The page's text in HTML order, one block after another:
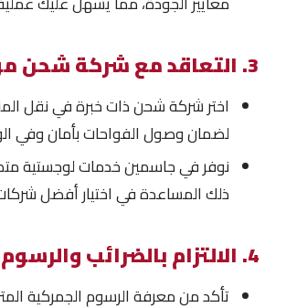
3. التعاقد مع شركة شحن موثوقة
اختر شركة شحن ذات خبرة في نقل
لضمان وصول الفواحات بأمان وفي
نوفر في جاسمين خدمات لوجستية
ذلك المساعدة في اختيار أفضل
4. الالتزام بالضرائب والرسوم الجمركية
تأكد من معرفة الرسوم الجمركية